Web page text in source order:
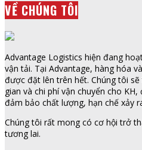
VỀ CHÚNG TÔI
Advantage Logistics hiện đang
vận tải. Tại Advantage, hàng hóa
được đặt lên trên hết. Chúng tôi
gian và chi phí vận chuyển cho
đảm bảo chất lượng, hạn chế xảy
Chúng tôi rất mong có cơ hội trở
tương lai.